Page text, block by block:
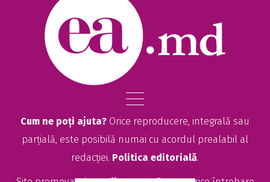
Cum ne poți ajuta? Orice reproducere, integrală sau
parțială, este posibilă numai cu acordul prealabil al
redacției. Politica editorială.